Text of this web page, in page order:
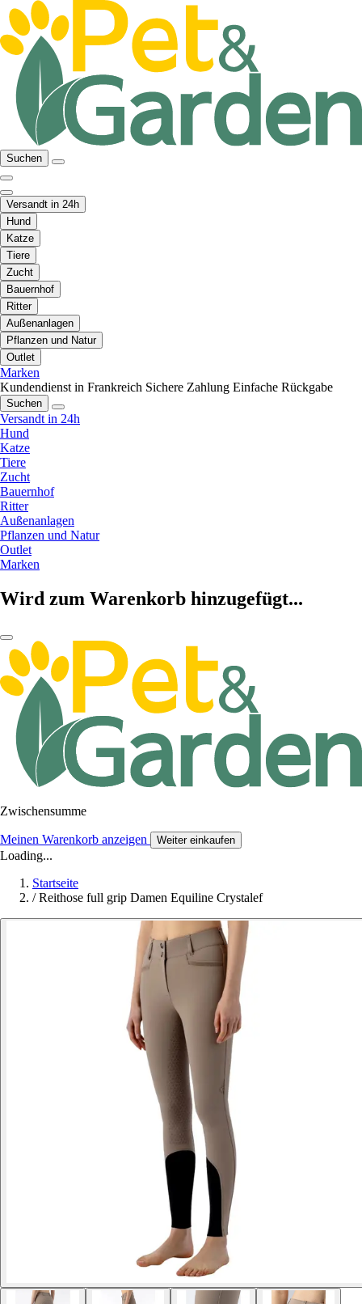
Suchen
Versandt in 24h
Hund
Katze
Tiere
Zucht
Bauernhof
Ritter
Außenanlagen
Pflanzen und Natur
Outlet
Marken
Kundendienst in Frankreich Sichere Zahlung Einfache Rückgabe
Suchen
Versandt in 24h
Hund
Katze
Tiere
Zucht
Bauernhof
Ritter
Außenanlagen
Pflanzen und Natur
Outlet
Marken
Wird zum Warenkorb hinzugefügt...
Zwischensumme
Meinen Warenkorb anzeigen Weiter einkaufen
Loading...
Startseite
/ Reithose full grip Damen Equiline Crystalef